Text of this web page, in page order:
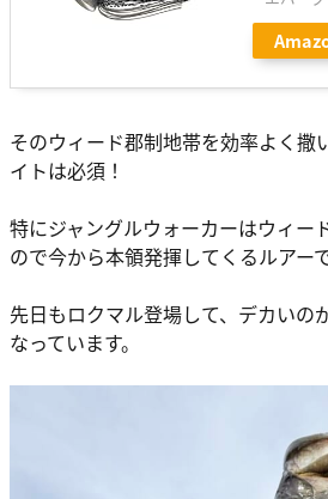
そのウィード郡制地帯を効率よく撒
イトは必須！
特にジャングルウォーカーはウィー
ので今から本領発揮してくるルアー
先日もロクマル登場して、デカいの
なっています。